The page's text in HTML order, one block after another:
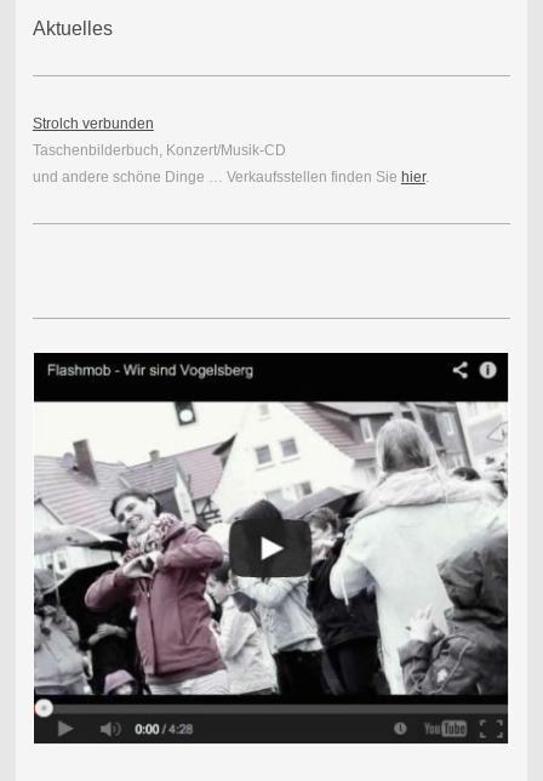
Aktuelles
Strolch verbunden
Taschenbilderbuch, Konzert/Musik-CD
und andere schöne Dinge … Verkaufsstellen finden Sie hier.